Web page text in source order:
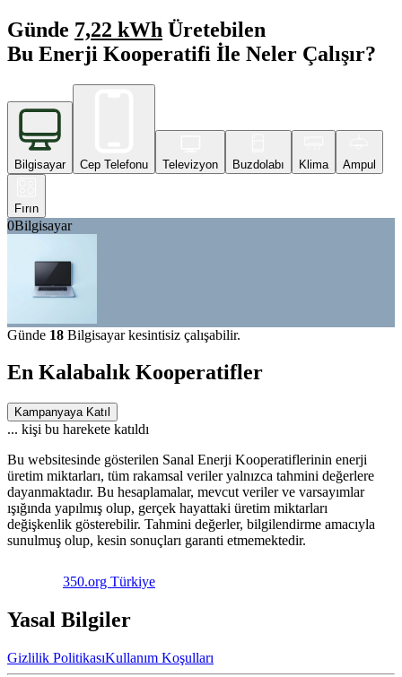
Günde 7,22 kWh Üretebilen
Bu Enerji Kooperatifi İle Neler Çalışır?
Bilgisayar Cep Telefonu Televizyon Buzdolabı Klima Ampul
Fırın
0Bilgisayar
Günde 18 Bilgisayar kesintisiz çalışabilir.
En Kalabalık Kooperatifler
Kampanyaya Katıl
... kişi bu harekete katıldı
Bu websitesinde gösterilen Sanal Enerji Kooperatiflerinin enerji
üretim miktarları, tüm rakamsal veriler yalnızca tahmini değerlere
dayanmaktadır. Bu hesaplamalar, mevcut veriler ve varsayımlar
ışığında yapılmış olup, gerçek hayattaki üretim miktarları
değişkenlik gösterebilir. Tahmini değerler, bilgilendirme amacıyla
sunulmuş olup, kesin sonuçları garanti etmemektedir.
350.org Türkiye
Yasal Bilgiler
Gizlilik PolitikasıKullanım Koşulları